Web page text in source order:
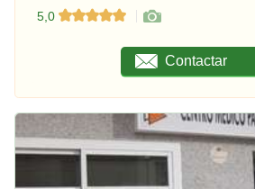
5,0
Contactar